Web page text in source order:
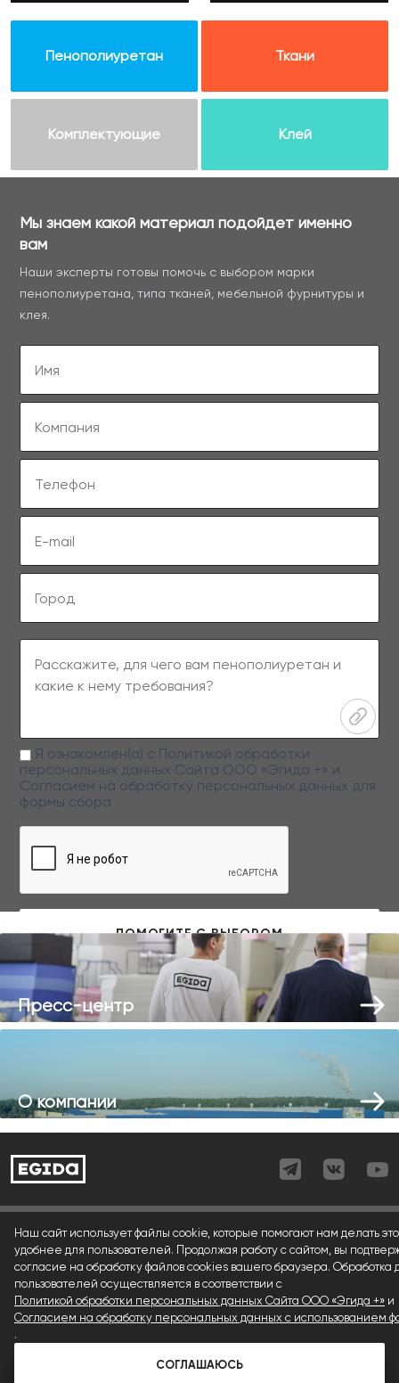
Пенополиуретан Ткани
Комплектующие Клей
Мы знаем какой материал подойдет именно
вам
Наши эксперты готовы помочь с выбором марки
пенополиуретана, типа тканей, мебельной фурнитуры и
клея.
Заполняя данную форму вы даете свое согласие на обработку
персональных данных
Я ознакомлен(а) с Политикой обработки
персональных данных Сайта ООО «Эгида +» и
Согласием на обработку персональных данных для
формы сбора
Пресс-центр
О компании
Условия использования материалов сайта
Политика конфиденциальности
Согласие (cookies)
Согласие (форма)
Согласие (регистрация)
Наш сайт использует файлы cookie, которые помогают нам делать
удобнее для пользователей. Продолжая работу с сайтом, вы
согласие на обработку файлов cookies вашего браузера. Обработка
пользователей осуществляется в соответствии с
Политикой обработки персональных данных Сайта ООО «Эгида +» и
Согласием на обработку персональных данных с использованием
.
СОГЛАШАЮСЬ